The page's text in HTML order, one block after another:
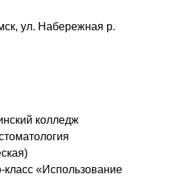
ул. Набережная р.
колледж
класс «Использование